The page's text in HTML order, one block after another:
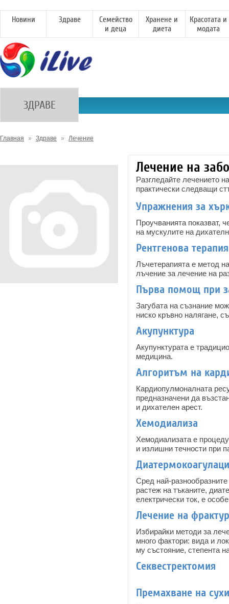
Новини Здраве
Семейство
и деца
Хранене и
диета
Красотата и
модата
ЗДРАВЕ
Главная » Здраве » Лечение
Лечение на
Разгледайте лечението
практически следващи
Упражнения за
Проучванията показват,
на мускулите на
Рентгенова терапия
Лъчетерапията е метод
лъчение за лечение на
Първа помощ при
Загубата на съзнание
ниско кръвно налягане,
Акупунктура
Акупунктурата е
медицина.
Алгоритъм на
Кардиопулмоналната
предназначени да
и дихателен арест.
Хемодиализа
Хемодиализата е
и излишни течности при
Сред най-
растеж на тъканите,
електрически ток, е
Лечение на
Избирайки методи за
много фактори: вида и
му състояние, степента
Секвестректомия
Премахване на